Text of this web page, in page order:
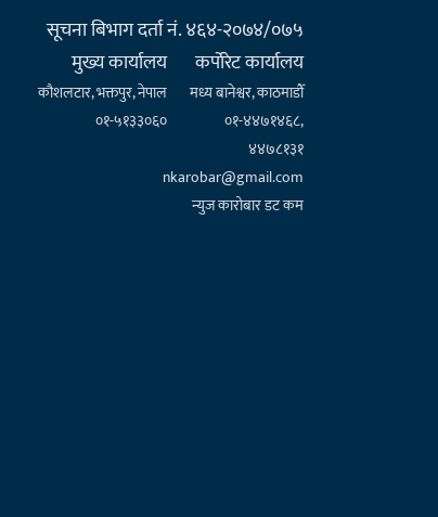
सूचना बिभाग दर्ता नं. ४६४-२०७४/०७५
मुख्य कार्यालय
कौशलटार, भक्तपुर, नेपाल
०१-५१३३०६०
कर्पाेरेट कार्यालय
मध्य बानेश्वर, काठमाडौँ
०१-४४७१४६८,
४४७८१३१
nkarobar@gmail.com
न्युज कारोबार डट कम